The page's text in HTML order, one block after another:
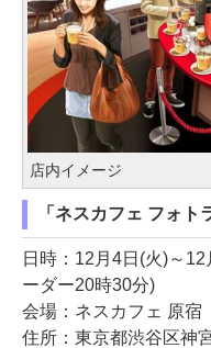
店内イメージ
「ネスカフェ フォト
日時：12月4日(火)～
ーダー20時30分)
会場：ネスカフェ 原宿
住所：東京都渋谷区神